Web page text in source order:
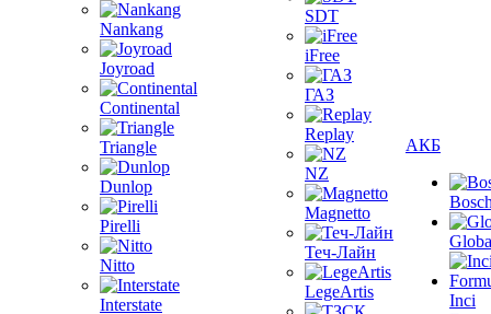
Nankang
Joyroad
Continental
Triangle
Dunlop
Pirelli
Nitto
Interstate
SDT
iFree
ГАЗ
Replay
NZ
Magnetto
Теч-Лайн
LegeArtis
АКБ
Inci